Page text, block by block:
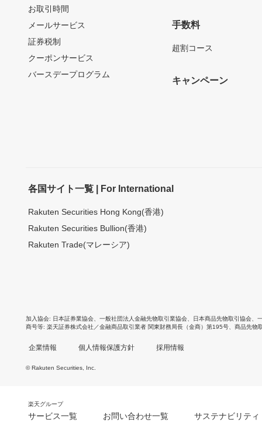
お取引時間
メールサービス
証券税制
クーポンサービス
バースデープログラム
手数料
超割コース
キャンペーン
各国サイト一覧 | For International
Rakuten Securities Hong Kong(香港)
Rakuten Securities Bullion(香港)
Rakuten Trade(マレーシア)
加入協会 日本証券業協会 一般社団法人金融先物取引業協会 日本商品先物取引協会
商号等 楽天証券株式会社／金融商品取引業者 関東財務局長（金商）第195号、商品先物
企業情報 個人情報保護方針 採用情報
© Rakuten Securities, Inc.
楽天グループ
サービス一覧 お問い合わせ一覧 サステナビリティ